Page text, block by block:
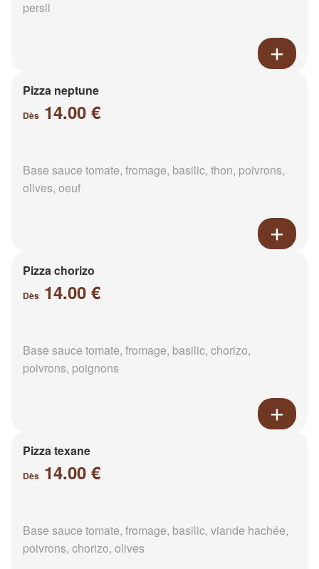
persil
Pizza neptune
Dès 14.00 €
Base sauce tomate, fromage, basilic, thon, poivrons,
olives, oeuf
Pizza chorizo
Dès 14.00 €
Base sauce tomate, fromage, basilic, chorizo,
poivrons, poignons
Pizza texane
Dès 14.00 €
Base sauce tomate, fromage, basilic, viande hachée,
poivrons, chorizo, olives